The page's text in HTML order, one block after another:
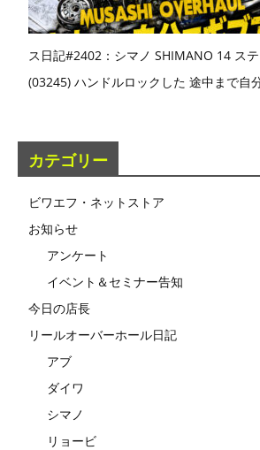
ス日記#2402：シマノ SHIMANO 14 ス
(03245) ハンドルロックした 途中まで自
カテゴリー
ビワエフ・ネットストア
お知らせ
アンケート
イベント＆セミナー告知
今日の店長
リールオーバーホール日記
アブ
ダイワ
シマノ
リョービ